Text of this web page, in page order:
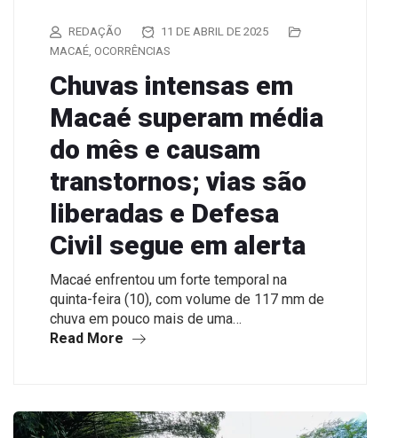
REDAÇÃO
11 DE ABRIL DE 2025
MACAÉ OCORRÊNCIAS
Chuvas intensas em
Macaé superam média
do mês e causam
transtornos; vias são
liberadas e Defesa
Civil segue em alerta
Macaé enfrentou um forte temporal na
quinta-feira (10), com volume de 117 mm de
chuva em pouco mais de uma…
Read More